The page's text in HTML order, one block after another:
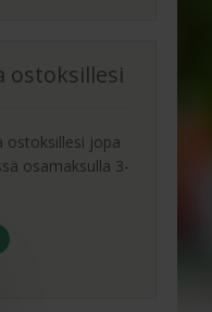
ostoksillesi
ostoksillesi jopa
osamaksulla 3-